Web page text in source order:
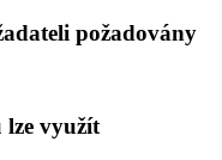
požadovány
lze využít